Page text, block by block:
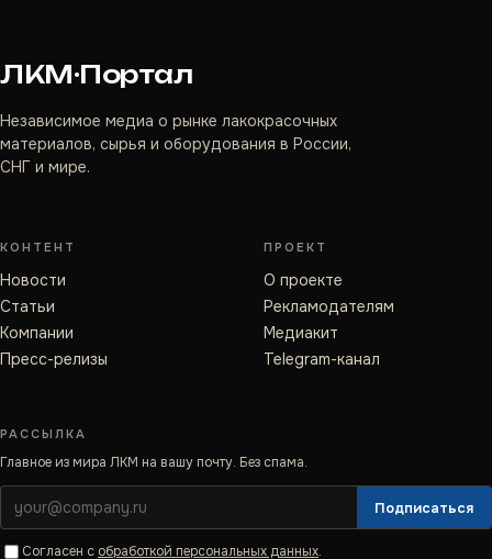
ЛКМ·Портал
Независимое медиа о рынке лакокрасочных
материалов, сырья и оборудования в России,
СНГ и мире.
КОНТЕНТ
Новости
Статьи
Компании
Пресс-релизы
ПРОЕКТ
О проекте
Рекламодателям
Медиакит
Telegram-канал
РАССЫЛКА
Главное из мира ЛКМ на вашу почту. Без спама.
Подписаться
Согласен с обработкой персональных данных.